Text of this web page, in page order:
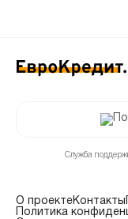
Служба
О проектеКонтакты
Политика